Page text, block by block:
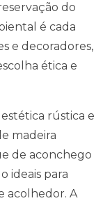
do
é cada
e decoradores,
ética e
rústica e
madeira
de aconchego
ideais para
acolhedor. A